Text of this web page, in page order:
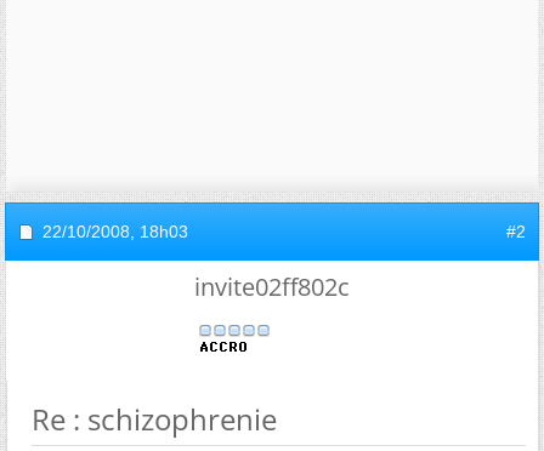
22/10/2008, 18h03 #2
invite02ff802c
Re : schizophrenie